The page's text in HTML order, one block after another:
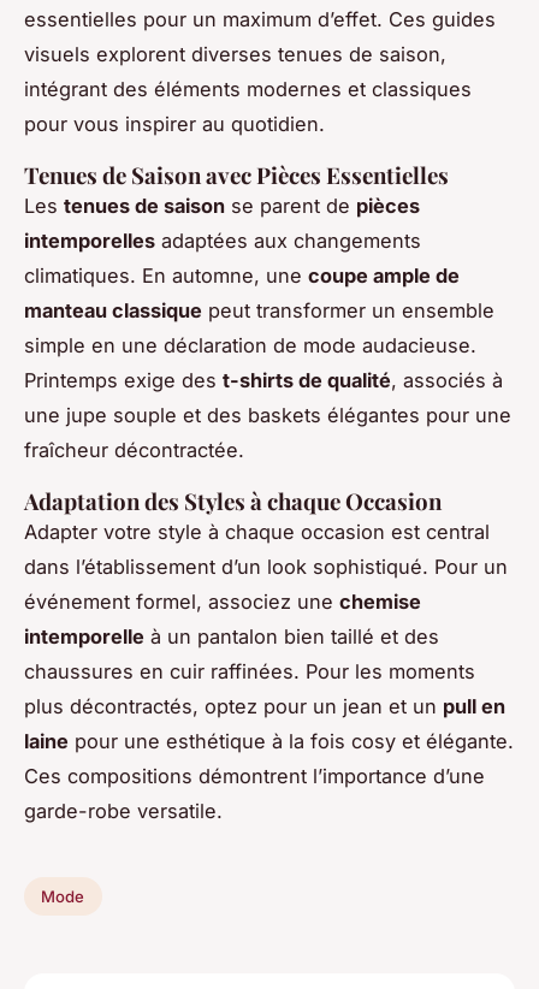
essentielles pour un maximum d’effet. Ces guides
visuels explorent diverses tenues de saison,
intégrant des éléments modernes et classiques
pour vous inspirer au quotidien.
Tenues de Saison avec Pièces Essentielles
Les tenues de saison se parent de pièces
intemporelles adaptées aux changements
climatiques. En automne, une coupe ample de
manteau classique peut transformer un ensemble
simple en une déclaration de mode audacieuse.
Printemps exige des t-shirts de qualité, associés à
une jupe souple et des baskets élégantes pour une
fraîcheur décontractée.
Adaptation des Styles à chaque Occasion
Adapter votre style à chaque occasion est central
dans l’établissement d’un look sophistiqué. Pour un
événement formel, associez une chemise
intemporelle à un pantalon bien taillé et des
chaussures en cuir raffinées. Pour les moments
plus décontractés, optez pour un jean et un pull en
laine pour une esthétique à la fois cosy et élégante.
Ces compositions démontrent l’importance d’une
garde-robe versatile.
Mode